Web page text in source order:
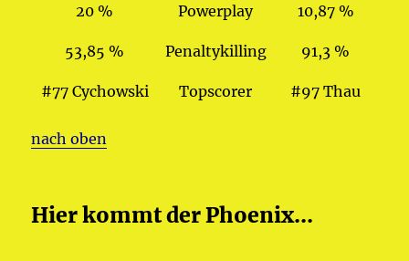
20 % Powerplay 10,87 %
53,85 % Penaltykilling 91,3 %
#77 Cychowski Topscorer #97 Thau
nach oben
Hier kommt der Phoenix...